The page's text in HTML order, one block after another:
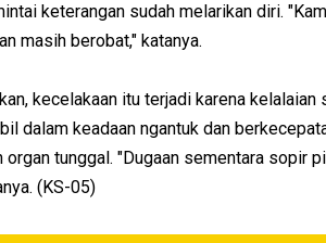
keterangan sudah melarikan diri.
masih berobat," katanya.
kecelakaan itu terjadi karena
dalam keadaan ngantuk dan
tunggal. "Dugaan sementara sopir
(KS-05)